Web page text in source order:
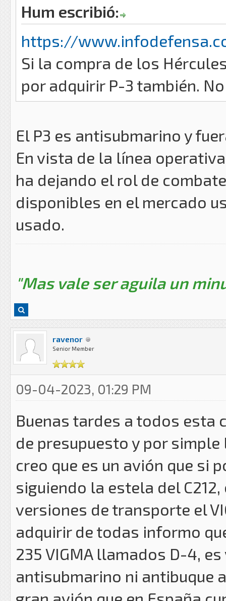
Hum escribió:
https://
Si la compra de los
por adquirir P-3 también.
El P3 es antisubmarino y
En vista de la línea
ha dejando el rol de
disponibles en el mercado
usado.
"Mas vale ser aguila un
ravenor
Senior Member
09-04-2023, 01:29 PM
Buenas tardes a todos esta
de presupuesto y por
creo que es un avión que si
siguiendo la estela del
versiones de transporte el
adquirir de todas informo
235 VIGMA llamados D-4,
antisubmarino ni antibuque